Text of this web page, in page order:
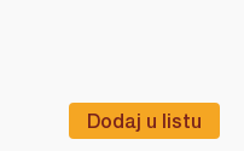
Dodaj u listu